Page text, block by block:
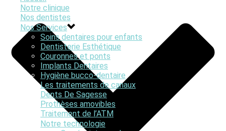
Notre clinique
Nos dentistes
Nos Services
Soins dentaires pour enfants
Dentisterie Esthétique
Couronnes et ponts
Implants Dentaires
Hygiène bucco-dentaire
Les traitements de canaux
Dents De Sagesse
Prothèses amovibles
Traitement de l’ATM
Notre technologie
Smiles First Marketing
Posted avril 8, 2021